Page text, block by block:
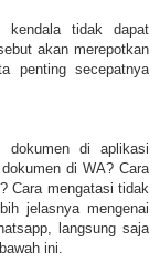
kendala tidak dapat
akan merepotkan
penting secepatnya
dokumen di aplikasi
di WA? Cara
Cara mengatasi tidak
jelasnya mengenai
langsung saja
ini.